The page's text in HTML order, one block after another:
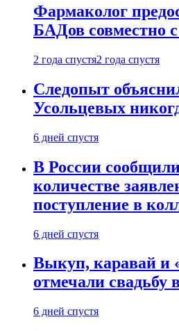
Фармаколог
БАДов совместно
2 года спустя2 года спустя
Следопыт
Усольцевых
6 дней спустя
В России
количестве
поступление в
6 дней спустя
Выкуп, каравай и
отмечали
6 дней спустя